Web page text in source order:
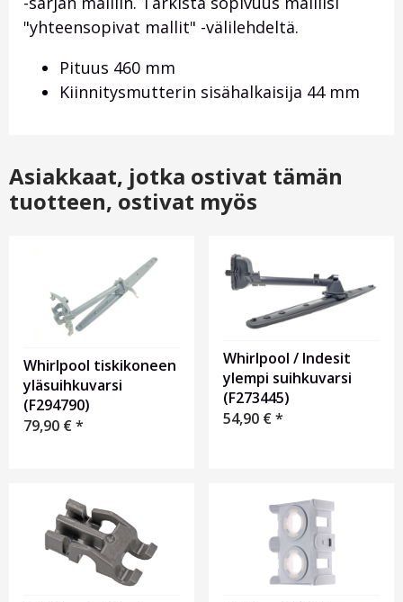
"yhteensopivat mallit" -välilehdeltä.
Pituus 460 mm
Kiinnitysmutterin sisähalkaisija 44 mm
Asiakkaat, jotka ostivat tämän
tuotteen, ostivat myös
Whirlpool tiskikoneen
yläsuihkuvarsi
(F294790)
79,90 €*
Whirlpool / Indesit
ylempi suihkuvarsi
(F273445)
54,90 €*